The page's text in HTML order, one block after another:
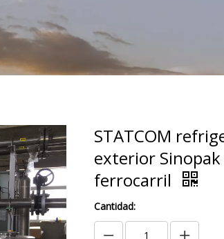
STATCOM
exterior Sinopak
ferrocarril
Cantidad: